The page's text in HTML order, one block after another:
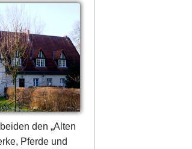
den „Alten
Pferde und